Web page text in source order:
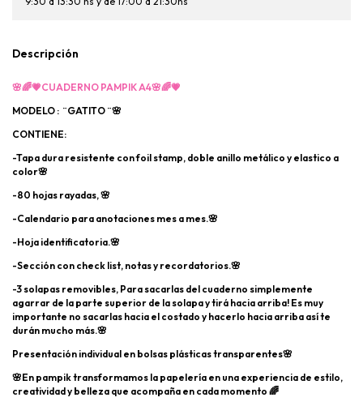
Descripción
🌸🌈💗CUADERNO PAMPIK A4🌸🌈💗
MODELO : ¨GATITO ¨🌸
CONTIENE:
-Tapa dura resistente con foil stamp, doble anillo metálico y elastico a
color🌸
-80 hojas rayadas, 🌸
-Calendario para anotaciones mes a mes.🌸
-Hoja identificatoria.🌸
-Sección con check list, notas y recordatorios.🌸
-3 solapas removibles, Para sacarlas del cuaderno simplemente
agarrar de la parte superior de la solapa y tirá hacia arriba! Es muy
importante no sacarlas hacia el costado y hacerlo hacia arriba así te
durán mucho más.🌸
Presentación individual en bolsas plásticas transparentes🌸
🌸En pampik transformamos la papelería en una experiencia de estilo,
creatividad y belleza que acompaña en cada momento 🌈